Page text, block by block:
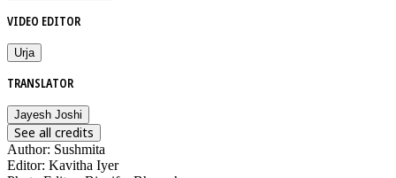
VIDEO EDITOR
Urja
TRANSLATOR
Jayesh Joshi
See all credits
Author: Sushmita
Editor: Kavitha Iyer